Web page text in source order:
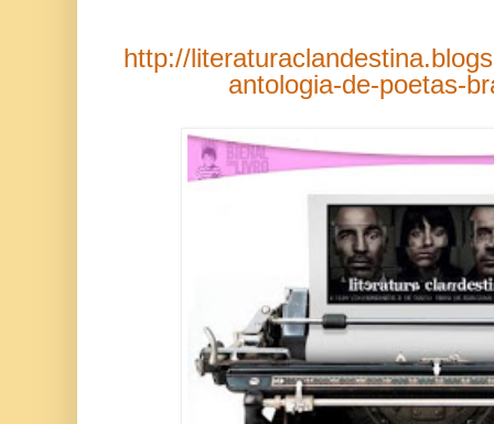
http://
antologia-de-poetas-